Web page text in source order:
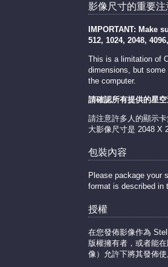
影像尺寸的重要注
IMPORTANT:
512, 1024, 2048,
This is a limitation of
dimensions, but
the computer.
請確認所有提供的星
請注意許多人的顯示
大影像尺寸是 2048 X
包裝內容
Please package your
format is described in
授權
在您發佈影像作為
版權擁有者，或者能
像）允許下將其發佈